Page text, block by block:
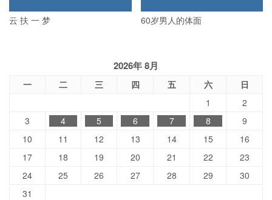
云 扶 一 梦 60岁男人的体面
2026年 8月
一 二 三 四 五 六
日
1
2
3
4 5 6 7 8
9
10
11 12 13 14 15
16
17
18 19 20 21 22
23
24
25 26 27 28 29
30
31